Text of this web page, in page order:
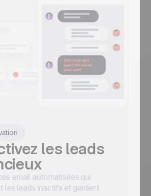
les leads
email automatisées qui
les leads inactifs et gardent